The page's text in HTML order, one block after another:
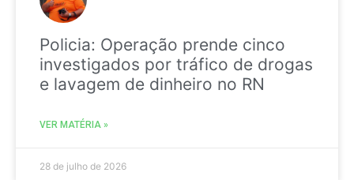
Policia: Operação prende cinco
investigados por tráfico de drogas
e lavagem de dinheiro no RN
VER MATÉRIA »
28 de julho de 2026